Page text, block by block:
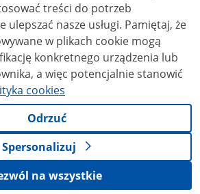
treści do potrzeb
nasze usługi. Pamiętaj, że
w plikach cookie mogą
konkretnego urządzenia lub
a więc potencjalnie stanowić
cookies
Odrzuć
Spersonalizuj
na wszystkie